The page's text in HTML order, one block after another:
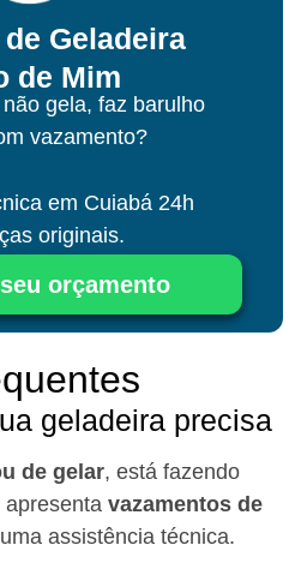
Geladeira
de Mim
gela, faz barulho
vazamento?
em Cuiabá 24h
originais.
orçamento
geladeira precisa
de gelar, está fazendo
apresenta vazamentos de
assistência técnica.